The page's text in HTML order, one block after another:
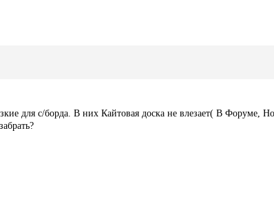
для с/борда. В них Кайтовая доска не влезает( В Форуме,